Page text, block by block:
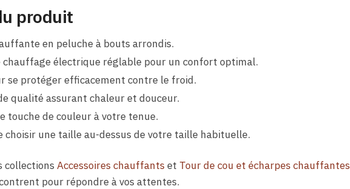
produit
en peluche à bouts arrondis.
chauffage électrique réglable pour un confort optimal.
se protéger efficacement contre le froid.
qualité assurant chaleur et douceur.
touche de couleur à votre tenue.
choisir une taille au-dessus de votre taille habituelle.
collections Accessoires chauffants et Tour de cou et écharpes chauffantes
pour répondre à vos attentes.